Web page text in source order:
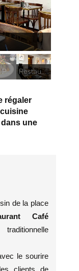
Restaurant Café Philippe
Café Philippe terrine maison
régaler
une
de la place
Café
le sourire
clients de